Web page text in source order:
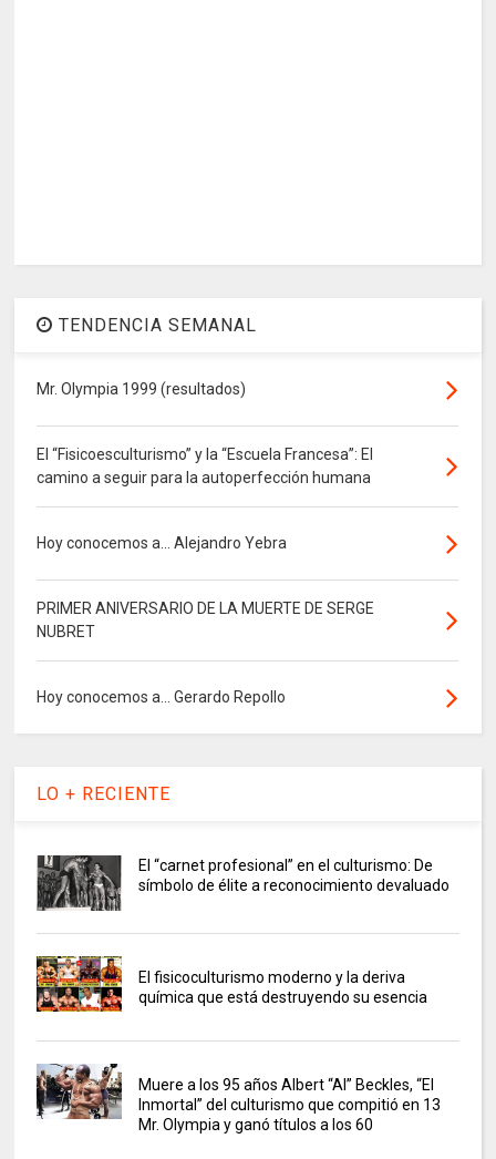
TENDENCIA SEMANAL
Mr. Olympia 1999 (resultados)
El “Fisicoesculturismo” y la “Escuela Francesa”: El
camino a seguir para la autoperfección humana
Hoy conocemos a... Alejandro Yebra
PRIMER ANIVERSARIO DE LA MUERTE DE SERGE
NUBRET
Hoy conocemos a... Gerardo Repollo
LO + RECIENTE
El “carnet profesional” en el culturismo: De
símbolo de élite a reconocimiento devaluado
El fisicoculturismo moderno y la deriva
química que está destruyendo su esencia
Muere a los 95 años Albert “Al” Beckles, “El
Inmortal” del culturismo que compitió en 13
Mr. Olympia y ganó títulos a los 60